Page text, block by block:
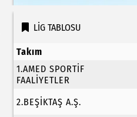
LİG TABLOSU
Takım
1.AMED SPORTİF
FAALİYETLER
2.BEŞİKTAŞ A.Ş.